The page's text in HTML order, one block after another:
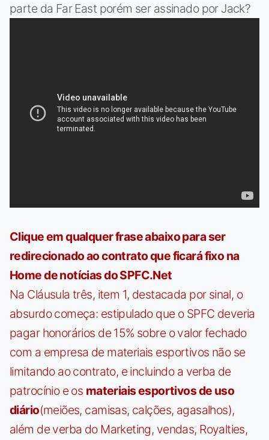
parte da Far East porém ser assinado por Jack?
Clique em qualquer frase abaixo para ser
redirecionado ao contrato que ficará fixo na
Home de notícias do SPFC.Net
Na Cláusula três, item 1, destacada por sinal, o
absurdo começa: estipulado que o SPFC deveria
pagar honorários de 15% sobre o valor fechado
com a empresa de materiais esportivos não se
limitando ao contrato, e incluindo a verba de
patrocínio e os materiais esportivos de uso
diário(meiões, camisas, calções, agasalhos),
além de verba do Marketing, vendas, Royalties,